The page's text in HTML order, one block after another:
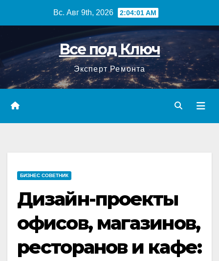
Вс. Авг 9th, 2026 2:04:02 AM
Все под Ключ
Эксперт Ремонта
БИЗНЕС СОВЕТНИК
Дизайн-проекты
офисов, магазинов,
ресторанов и кафе: